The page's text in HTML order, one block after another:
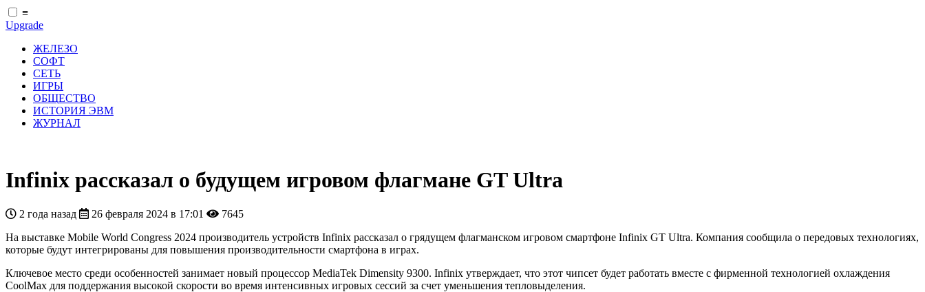
≡
Upgrade
ЖЕЛЕЗО
СОФТ
СЕТЬ
ИГРЫ
ОБЩЕСТВО
ИСТОРИЯ ЭВМ
ЖУРНАЛ
Infinix рассказал о будущем игровом флагмане GT Ultra
2 года назад 26 февраля 2024 в 17:01
7645
На выставке Mobile World Congress 2024 производитель устройств Infinix рассказал о грядущем флагманском игровом смартфоне Infinix GT Ultra. Компания сообщила о передовых технологиях,
которые будут интегрированы для повышения производительности смартфона в играх.
Ключевое место среди особенностей занимает новый процессор MediaTek Dimensity 9300. Infinix утверждает, что этот чипсет будет работать вместе с фирменной технологией охлаждения
CoolMax для поддержания высокой скорости во время интенсивных игровых сессий за счет уменьшения тепловыделения.